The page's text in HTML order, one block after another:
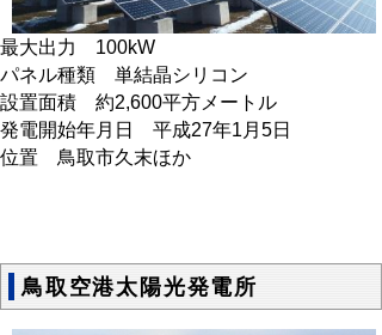
最大出力 100kW
パネル種類 単結晶シリコン
設置面積 約2,600平方メートル
発電開始年月日 平成27年1月5日
位置 鳥取市久末ほか
鳥取空港太陽光発電所